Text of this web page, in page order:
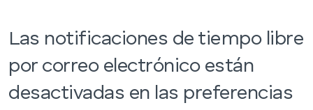
Las notificaciones de tiempo libre
por correo electrónico están
desactivadas en las preferencias